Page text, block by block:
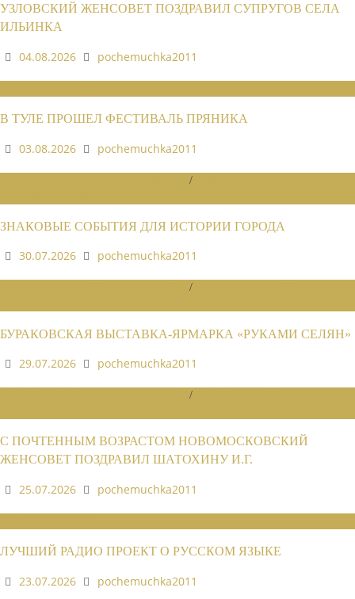
УЗЛОВСКИЙ ЖЕНСОВЕТ ПОЗДРАВИЛ СУПРУГОВ СЕЛА
ИЛЬИНКА
04.08.2026
pochemuchka2011
В ТУЛЕ ПРОШЕЛ ФЕСТИВАЛЬ ПРЯНИКА
03.08.2026
pochemuchka2011
/
ЗНАКОВЫЕ СОБЫТИЯ ДЛЯ ИСТОРИИ ГОРОДА
30.07.2026
pochemuchka2011
/
БУРАКОВСКАЯ ВЫСТАВКА-ЯРМАРКА «РУКАМИ СЕЛЯН»
29.07.2026
pochemuchka2011
/
С ПОЧТЕННЫМ ВОЗРАСТОМ НОВОМОСКОВСКИЙ
ЖЕНСОВЕТ ПОЗДРАВИЛ ШАТОХИНУ И.Г.
25.07.2026
pochemuchka2011
ЛУЧШИЙ РАДИО ПРОЕКТ О РУССКОМ ЯЗЫКЕ
23.07.2026
pochemuchka2011